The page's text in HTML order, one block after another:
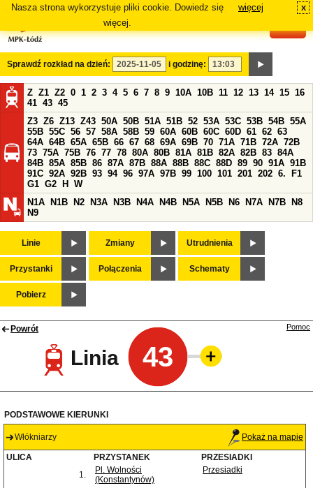
Nasza strona wykorzystuje pliki cookie. Dowiedz się
więcej.
więcej x
Sprawdź rozkład na dzień: i godzinę:
Z Z1 Z2 0 1 2 3 4 5 6 7 8 9 10A 10B 11 12 13 14 15 16
41 43 45
Z3 Z6 Z13 Z43 50A 50B 51A 51B 52 53A 53C 53B 54B 55A
55B 55C 56 57 58A 58B 59 60A 60B 60C 60D 61 62 63
64A 64B 65A 65B 66 67 68 69A 69B 70 71A 71B 72A 72B
73 75A 75B 76 77 78 80A 80B 81A 81B 82A 82B 83 84A
84B 85A 85B 86 87A 87B 88A 88B 88C 88D 89 90 91A 91B
91C 92A 92B 93 94 96 97A 97B 99 100 101 201 202 6.
F1
G1 G2 H
W
N1A
N1B N2 N3A N3B N4A N4B N5A N5B N6 N7A N7B
N8
N9
Linie Zmiany Utrudnienia
Przystanki Połączenia Schematy
Pobierz
Powrót
Linia 43
Pomoc
PODSTAWOWE KIERUNKI
Włókniarzy Pokaż na mapie
ULICA PRZYSTANEK
PRZESIADKI
1.
Pl. Wolności
(Konstantynów)
Przesiadki